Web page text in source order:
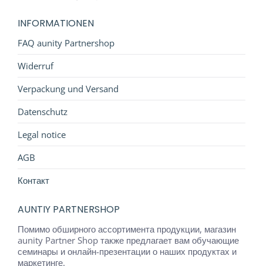
INFORMATIONEN
FAQ aunity Partnershop
Widerruf
Verpackung und Versand
Datenschutz
Legal notice
AGB
Контакт
AUNTIY PARTNERSHOP
Помимо обширного ассортимента продукции, магазин
aunity Partner Shop также предлагает вам обучающие
семинары и онлайн-презентации о наших продуктах и ​​
маркетинге.